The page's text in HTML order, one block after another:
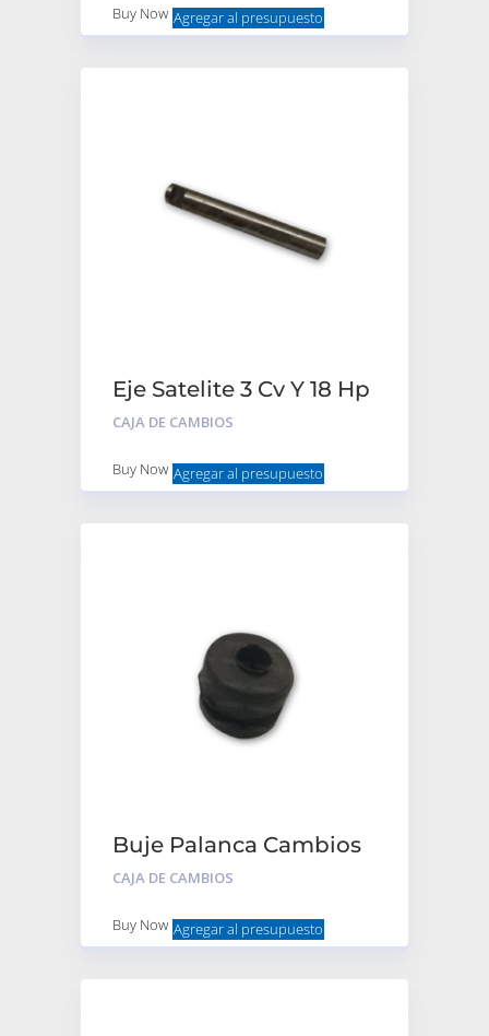
Buy Now Agregar al presupuesto
Eje Satelite 3 Cv Y 18 Hp
CAJA DE CAMBIOS
Buy Now Agregar al presupuesto
Buje Palanca Cambios
Goma Bieleta
CAJA DE CAMBIOS
Buy Now Agregar al presupuesto